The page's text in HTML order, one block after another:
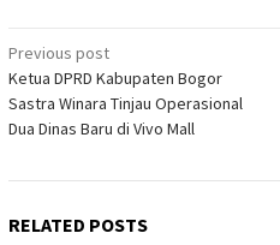
Post
navigation
Previous post
Ketua DPRD Kabupaten Bogor
Sastra Winara Tinjau Operasional
Dua Dinas Baru di Vivo Mall
RELATED POSTS